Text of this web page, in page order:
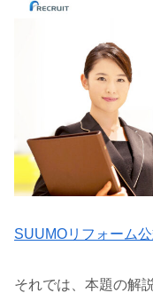
SUUMOリフォーム
それでは、本題の解